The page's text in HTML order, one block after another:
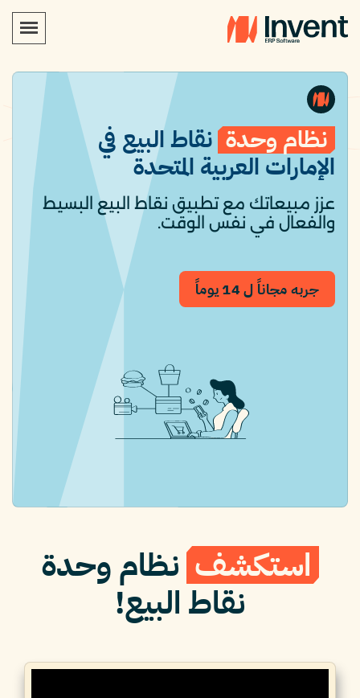
نظام وحدة نقاط البيع في
الإمارات العربية المتحدة
عزز مبيعاتك مع تطبيق نقاط البيع البسيط
والفعال في نفس الوقت.
جربه مجاناً ل 14 يوماً
استكشف نظام وحدة
نقاط البيع!